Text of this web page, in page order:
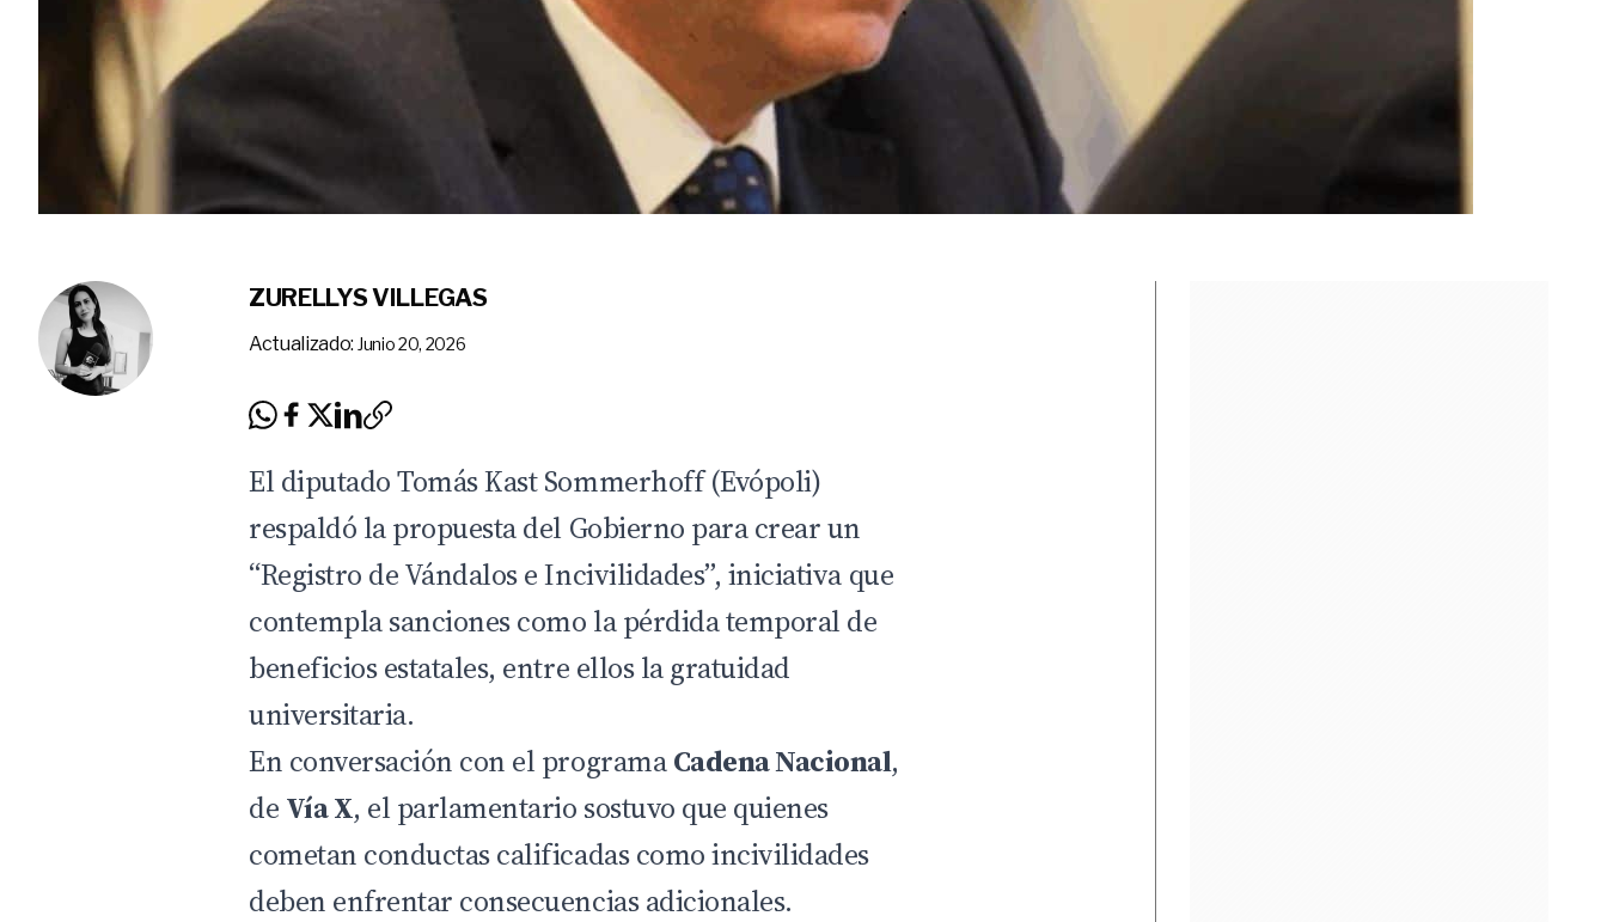
ZURELLYS VILLEGAS
Actualizado: Junio 20, 2026
El diputado Tomás Kast Sommerhoff (Evópoli)
respaldó la propuesta del Gobierno para crear un
“Registro de Vándalos e Incivilidades”, iniciativa que
contempla sanciones como la pérdida temporal de
beneficios estatales, entre ellos la gratuidad
universitaria.
En conversación con el programaCadena Nacional,
de Vía X, el parlamentario sostuvo que quienes
cometan conductas calificadas como incivilidades
deben enfrentar consecuencias adicionales.